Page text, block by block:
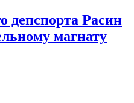
депспорта Расин
магнату